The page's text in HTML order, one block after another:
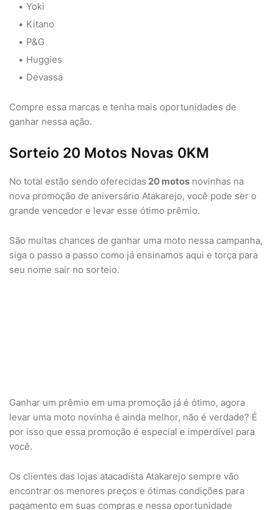
Yoki
Kitano
P&G
Huggies
Devassa
Compre essa marcas e tenha mais oportunidades de
ganhar nessa ação.
Sorteio 20 Motos Novas 0KM
No total estão sendo oferecidas 20 motos novinhas na
nova promoção de aniversário Atakarejo, você pode ser o
grande vencedor e levar esse ótimo prêmio.
São muitas chances de ganhar uma moto nessa campanha,
siga o passo a passo como já ensinamos aqui e torça para
seu nome sair no sorteio.
Ganhar um prêmio em uma promoção já é ótimo, agora
levar uma moto novinha é ainda melhor, não é verdade? É
por isso que essa promoção é especial e imperdível para
você.
Os clientes das lojas atacadista Atakarejo sempre vão
encontrar os menores preços e ótimas condições para
pagamento em suas compras e nessa oportunidade